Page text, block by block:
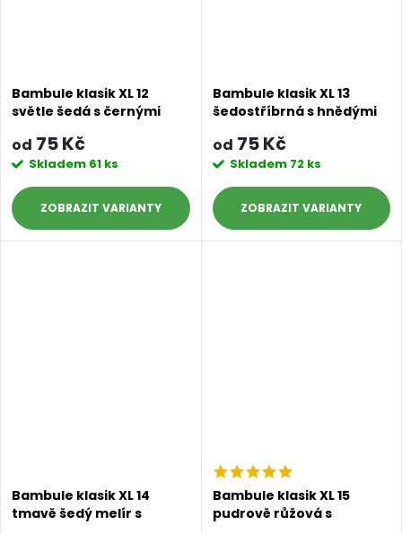
Bambule klasik XL 12
světle šedá s černými
od 75 Kč
Skladem 61 ks
ZOBRAZIT
Bambule klasik XL 13
šedostříbrná s hnědými
od 75 Kč
Skladem 72 ks
ZOBRAZIT
Bambule klasik XL 14
tmavě šedý melír s
Bambule klasik XL 15
pudrově růžová s